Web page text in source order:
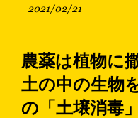
2021/02/21
農薬は植物に
土の中の生物
の「土壌消毒